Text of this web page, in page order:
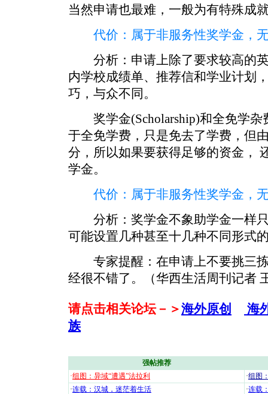
当然申请也最难，一般为有特殊成
代价：属于非服务性奖学金，
分析：申请上除了要求较高的英
内学校成绩单、推荐信和学业计划
巧，与众不同。
奖学金(Scholarship)和全免学杂
于全免学费，只是免去了学费，但
分，所以如果要获得足够的资金，
学金。
代价：属于非服务性奖学金，
分析：奖学金不象助学金一样只
可能设置几种甚至十几种不同形式
专家提醒：在申请上不要挑三拣
经很不错了。（华西生活周刊记者
请点击相关论坛－＞海外原创
海
族
强帖推荐
·组图：异域“遭遇”法拉利 ·组图
·连载：汉城，迷茫着生活 ·连载